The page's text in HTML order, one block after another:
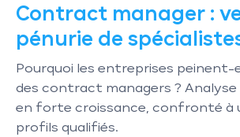
Contract manager :
pénurie de
Pourquoi les entreprises peinent-
des contract managers ? Analyse
en forte croissance, confronté à
profils qualifiés.